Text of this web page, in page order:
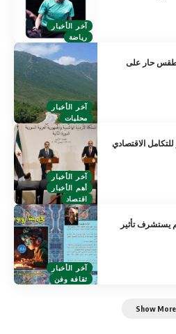
آخر الأخبار
رياضة
آخر الأخبار
محليات
وطقس حار على
آخر الأخبار
أهم الأخبار
اقتصاد
للتكامل الاقتصادي
آخر الأخبار
ثقافة وفن
يستشرف تأثير
Show More